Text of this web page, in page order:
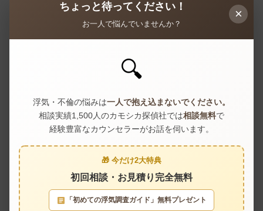
約 557 km²
行政区
東灘区・灘区・中央区・兵庫区・長田
区・須磨区・垂水区・北区・西区（9
区）
主な鉄道
JR神戸線・阪急神戸線・阪神本線・神
戸市営地下鉄（西神山手線・海岸
×
ちょっと待ってください！
お一人で悩んでいませんか？
🔍
浮気・不倫の悩みは一人で抱え込まないでください。
相談実績1,500人のカモシカ探偵社では相談無料で
経験豊富なカウンセラーがお話を伺います。
🎁 今だけ2大特典
初回相談・お見積り完全無料
「初めての浮気調査ガイド」無料プレゼント